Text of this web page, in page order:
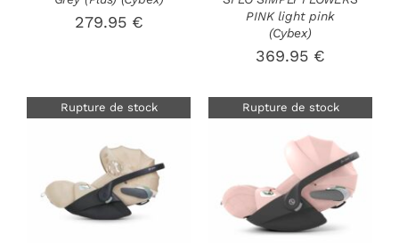
279.95 €
PINK light pink
(Cybex)
369.95 €
Rupture de stock
DÉTAILS
Rupture de stock
DÉTAILS